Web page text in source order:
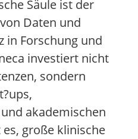
Säule ist der
Daten und
in Forschung und
investiert nicht
sondern
akademischen
große klinische